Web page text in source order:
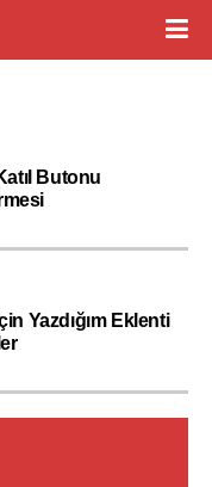
Butonu
Yazdığım Eklenti